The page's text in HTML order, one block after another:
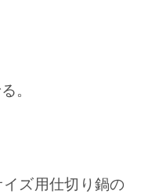
。
ズ用仕切り鍋の